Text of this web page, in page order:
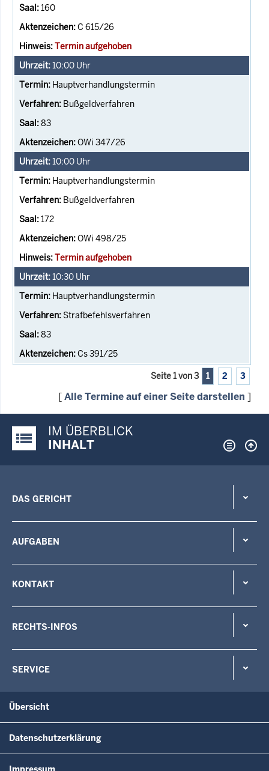
160
C 615/26
Termin aufgehoben
10:00 Uhr
Hauptverhandlungstermin
Bußgeldverfahren
83
OWi 347/26
10:00 Uhr
Hauptverhandlungstermin
Bußgeldverfahren
172
OWi 498/25
Termin aufgehoben
10:30 Uhr
Hauptverhandlungstermin
Strafbefehlsverfahren
83
Cs 391/25
Seite 1 von 3 1 2 3
[Alle Termine auf einer Seite darstellen ]
Justiz-Portal im Überblick:
IM ÜBERBLICK
INHALT
DAS GERICHT
AUFGABEN
KONTAKT
RECHTS-INFOS
SERVICE
Übersicht
Datenschutzerklärung